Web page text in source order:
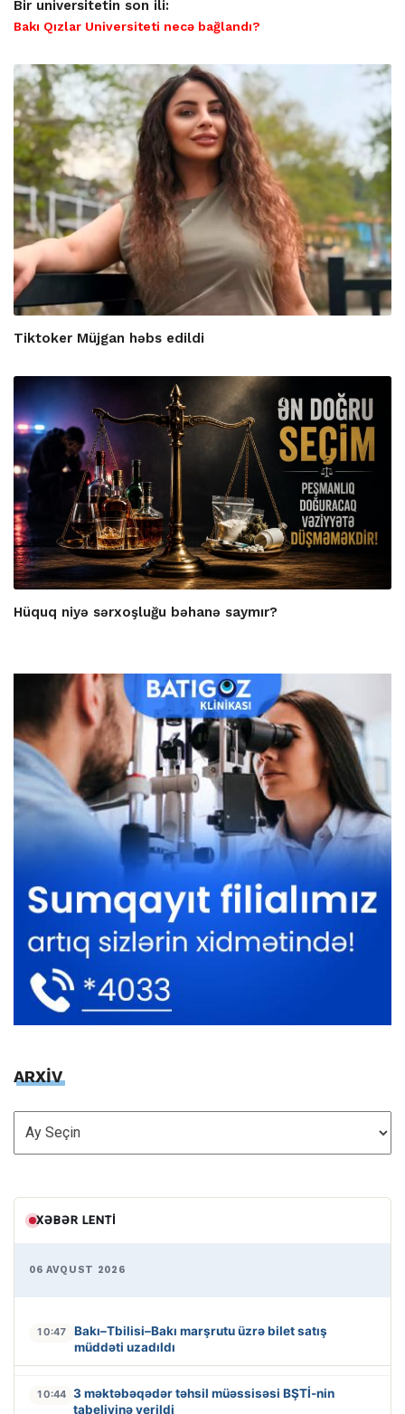
Bir universitetin son ili:
Bakı Qızlar Universiteti necə bağlandı?
Tiktoker Müjgan həbs edildi
Hüquq niyə sərxoşluğu bəhanə saymır?
ARXİV
ARXİV
XƏBƏR LENTI
06 AVQUST 2026
10:47
Bakı–Tbilisi–Bakı marşrutu üzrə bilet satış
müddəti uzadıldı
10:44 3 məktəbəqədər təhsil müəssisəsi BŞTİ-nin
tabeliyinə verildi